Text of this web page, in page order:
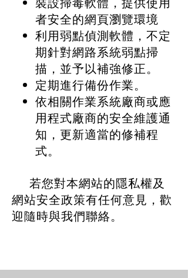
者安全的網頁瀏覽環境
利用弱點偵測軟體，不定
期針對網路系統弱點掃
描，並予以補強修正。
定期進行備份作業。
依相關作業系統廠商或應
用程式廠商的安全維護通
知，更新適當的修補程
式。
若您對本網站的隱私權及
網站安全政策有任何意見，歡
迎隨時與我們聯絡。